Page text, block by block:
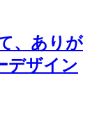
、ありが
デザイン